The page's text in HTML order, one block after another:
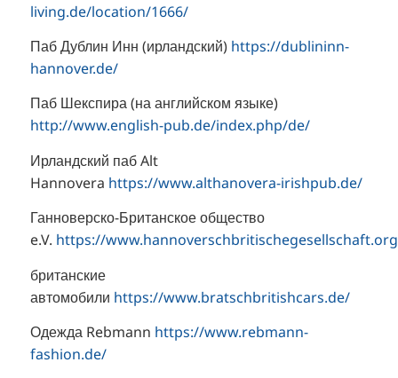
living.de/location/1666/
Паб Дублин Инн (ирландский) https://dublininn-
hannover.de/
Паб Шекспира (на английском языке)
http://www.english-pub.de/index.php/de/
Ирландский паб Alt
Hannovera https://www.althanovera-irishpub.de/
Ганноверско-Британское общество
e.V. https://
британские
автомобили https://www.bratschbritishcars.de/
Одежда Rebmann https://www.rebmann-
fashion.de/